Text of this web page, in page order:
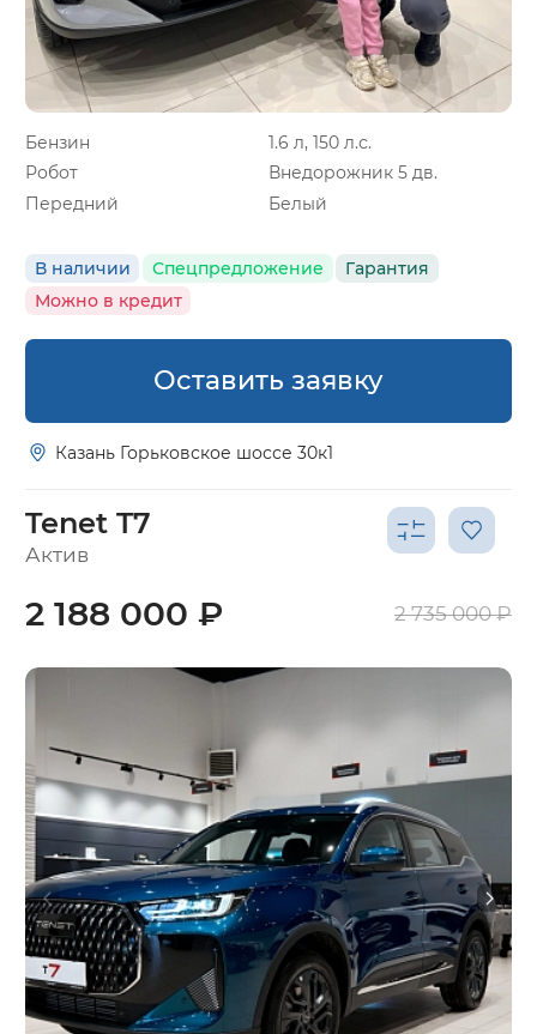
Бензин
1.6 л, 150 л.с.
Робот
Внедорожник 5 дв.
Передний
Белый
В наличии Спецпредложение
Гарантия
Можно в кредит
Оставить заявку
Казань Горьковское шоссе 30к1
Tenet T7
Актив
2 188 000 ₽ 2 735 000 ₽